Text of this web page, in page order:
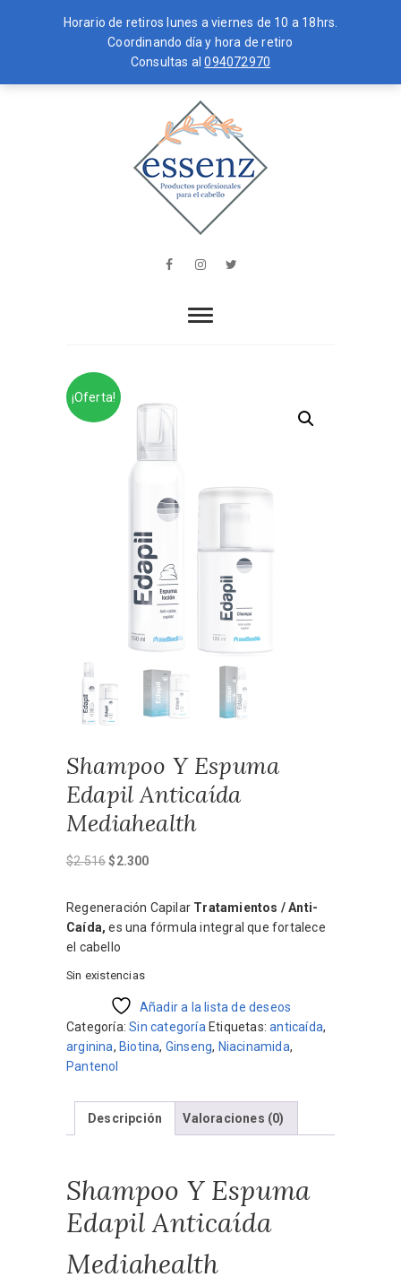
Horario de retiros lunes a viernes de 10 a 18hrs.
Coordinando día y hora de retiro
Consultas al094072970
to
essenz
EL CABELLO
FacebookInstagram
¡Oferta!
Shampoo Y Espuma
Edapil Anticaída
Mediahealth
$2.516El
original
$2.516.
$2.300El
actual
es:
Regeneración Capilar Tratamientos / Anti-
Caída,es una fórmula integral que fortalece
el cabello
Sin existencias
Añadir a la lista de deseos
Categoría:Sin categoría Etiquetas:anticaída,
arginina, Biotina, Ginseng, Niacinamida,
Pantenol
Descripción Valoraciones (0)
Shampoo Y Espuma
Edapil Anticaída
Mediahealth